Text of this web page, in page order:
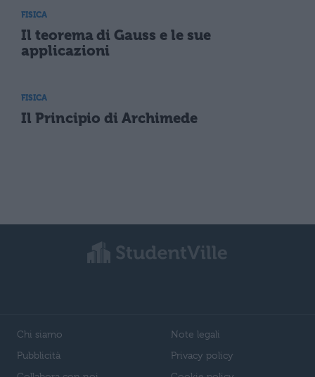
FISICA
Il teorema di Gauss e le sue
applicazioni
FISICA
Il Principio di Archimede
Chi siamo
Pubblicità
Note legali
Privacy policy